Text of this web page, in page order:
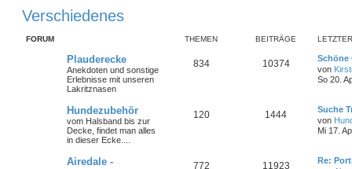
Verschiedenes
FORUM THEMEN BEITRÄGE
Plauderecke
Anekdoten und sonstige
Erlebnisse mit unseren
Lakritznasen
834 10374
Schöne
von
So 20.
Hundezubehör
vom Halsband bis zur
Decke, findet man alles
in dieser Ecke....
120 1444
Suche
von
Mi 17.
Airedale -
772 11923
Re: